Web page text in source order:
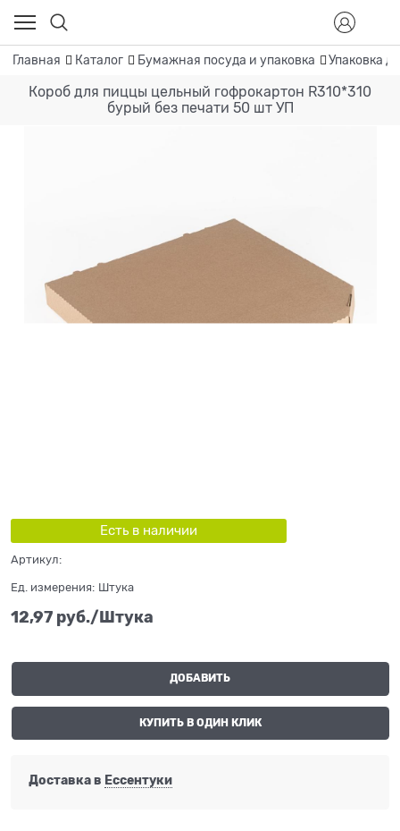
Главная Каталог Бумажная посуда и упаковка Упаковка
Короб для пиццы цельный гофрокартон R310*310
бурый без печати 50 шт УП
Есть в наличии
Артикул:
Ед. измерения: Штука
12,97 руб./Штука
ДОБАВИТЬ
КУПИТЬ В ОДИН КЛИК
Доставка в Ессентуки